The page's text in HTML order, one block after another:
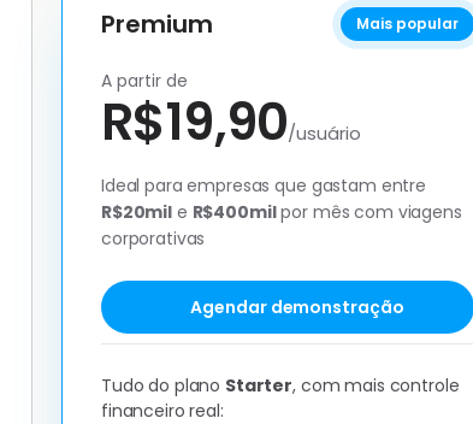
Premium Mais popular
A partir de
R$19,90/usuário
Ideal para empresas que gastam entre
R$20mil e R$400milpor mês com viagens
corporativas
Agendar demonstração
Tudo do plano Starter, com mais controle
financeiro real: